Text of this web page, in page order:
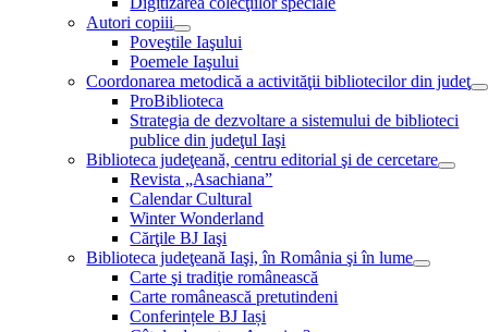
Autori copiii
Poveştile Iaşului
Poemele Iaşului
Coordonarea metodică a activităţii bibliotecilor din judeţ
ProBiblioteca
Strategia de dezvoltare a sistemului de biblioteci
publice din judeţul Iaşi
Biblioteca judeţeană, centru editorial şi de cercetare
Revista „Asachiana”
Calendar Cultural
Winter Wonderland
Cărţile BJ Iaşi
Biblioteca judeţeană Iaşi, în România şi în lume
Carte şi tradiţie românească
Carte românească pretutindeni
Conferințele BJ Iași